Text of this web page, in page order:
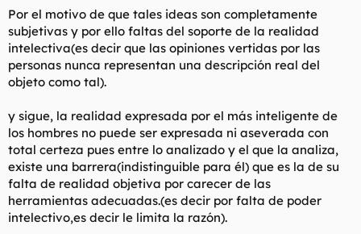
Por el motivo de que tales ideas son completamente
subjetivas y por ello faltas del soporte de la realidad
intelectiva(es decir que las opiniones vertidas por las
personas nunca representan una descripción real del
objeto como tal).
y sigue, la realidad expresada por el más inteligente de
los hombres no puede ser expresada ni aseverada con
total certeza pues entre lo analizado y el que la analiza,
existe una barrera(indistinguible para él) que es la de su
falta de realidad objetiva por carecer de las
herramientas adecuadas.(es decir por falta de poder
intelectivo,es decir le limita la razón).